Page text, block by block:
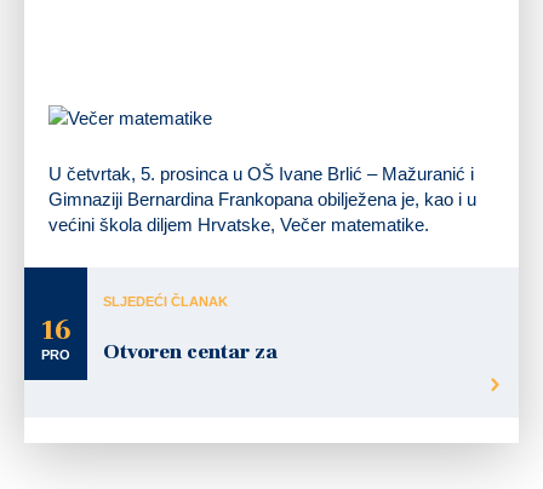
U četvrtak, 5. prosinca u OŠ Ivane Brlić – Mažuranić i
Gimnaziji Bernardina Frankopana obilježena je, kao i u
većini škola diljem Hrvatske, Večer matematike.
16
PRO
SLJEDEĆI ČLANAK
Otvoren centar za